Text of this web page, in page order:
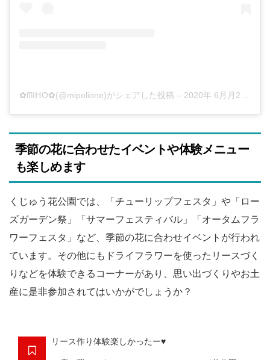
✿ᗰIᕼO✿(@mipolione)がシェアした投稿 – 2020年 6月月23日午後3時02分PDT
季節の花に合わせたイベントや体験メニュー
も楽しめます
くじゅう花公園では、「チューリップフェスタ」や「ロー
ズガーデン祭」「サマーフェスティバル」「オータムフラ
ワーフェスタ」など、季節の花に合わせイベントが行われ
ています。その他にもドライフラワーを使ったリースづく
りなどを体験できるコーナーがあり、思い出づくりやお土
産に是非参加されてはいかがでしょうか？
リース作り体験楽しかったー♥